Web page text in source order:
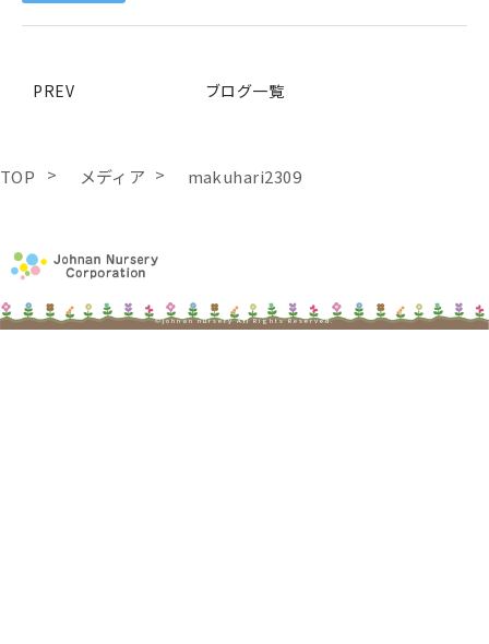
PREV ブログ一覧
TOP メディア makuhari2309
©johnan nursery All Rights Reserved.